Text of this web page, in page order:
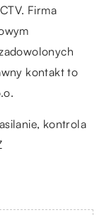
Firma
kontakt to
kontrola